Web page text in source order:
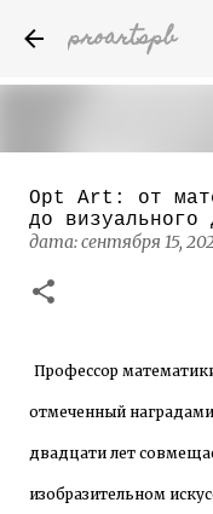
proartspb
Бумажные
художника
Nicholls)
Opt Art: от
до
дата:сентября 15,
Профессор
отмеченный
двадцати лет
изобразительном